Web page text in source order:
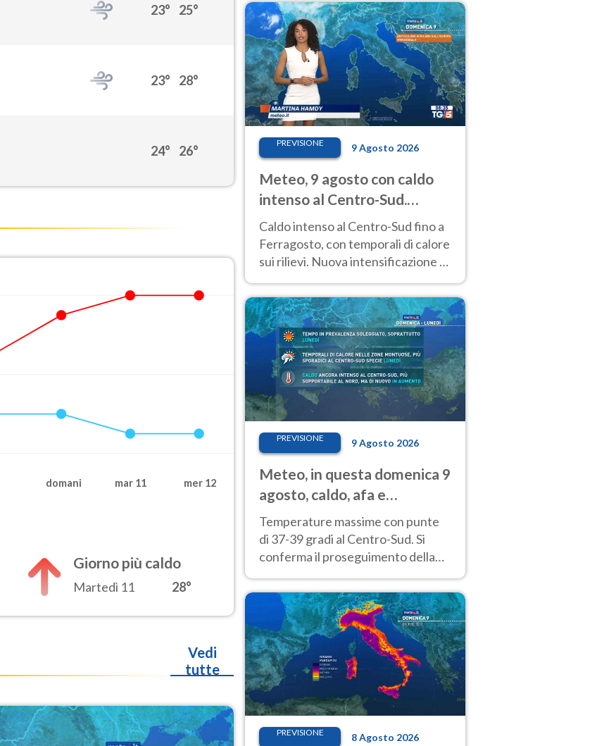
23° 25°
23° 28°
24° 26°
domani mar 11 mer 12
Giorno più caldo
Martedì 11 28°
Vedi
tutte
PREVISIONE 9 Agosto 2026
Meteo, 9 agosto con caldo
intenso al Centro-Sud.
Temporali sui rilievi
Caldo intenso al Centro-Sud fino a
Ferragosto, con temporali di calore
sui rilievi. Nuova intensificazione la
verso i 40 °C.
PREVISIONE 9 Agosto 2026
Meteo, in questa domenica 9
agosto, caldo, afa e
temporali di calore
Temperature massime con punte
di 37-39 gradi al Centro-Sud. Si
conferma il proseguimento della
weekend di Ferragosto
PREVISIONE 8 Agosto 2026